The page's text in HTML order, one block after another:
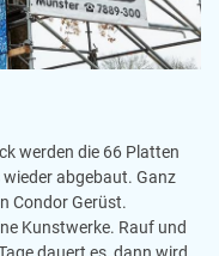
werden die 66 Platten
abgebaut. Ganz
Condor Gerüst.
Kunstwerke. Rauf und